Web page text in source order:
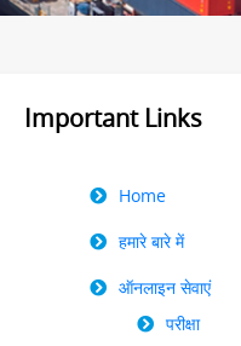
Important Links
Right
Menu
Home
हमारे बारे में
ऑनलाइन सेवाएं
परीक्षा